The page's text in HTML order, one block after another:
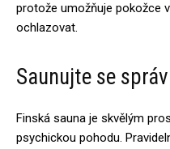
protože umožňuje pokožce
ochlazovat.
Saunujte se
Finská sauna je skvělým
psychickou pohodu.